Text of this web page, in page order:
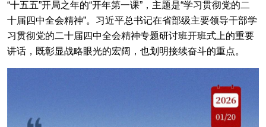
“十五五”开局之年的“开年第一课”，主题是“学习贯彻党的二
十届四中全会精神”。习近平总书记在省部级主要领导干部学
习贯彻党的二十届四中全会精神专题研讨班开班式上的重要
讲话，既彰显战略眼光的宏阔，也划明接续奋斗的重点。